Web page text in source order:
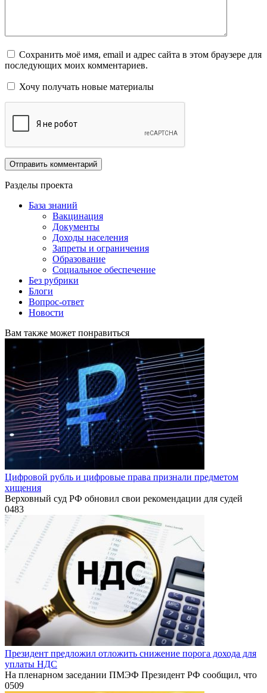
Сохранить моё имя, email и адрес сайта в этом браузере для
последующих моих комментариев.
Хочу получать новые материалы
Разделы проекта
База знаний
Вакцинация
Документы
Доходы населения
Запреты и ограничения
Образование
Социальное обеспечение
Без рубрики
Блоги
Вопрос-ответ
Новости
Вам также может понравиться
Цифровой рубль и цифровые права признали предметом
хищения
Верховный суд РФ обновил свои рекомендации для судей
0483
Президент предложил отложить снижение порога дохода для
уплаты НДС
На пленарном заседании ПМЭФ Президент РФ сообщил, что
0509